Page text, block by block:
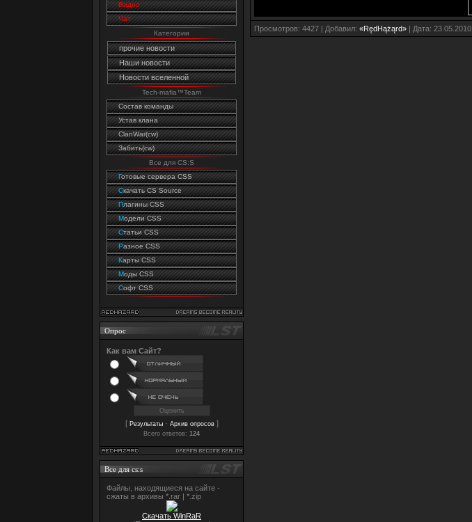
Видео
Чат
Категории
прочие новости
Наши новости
Новости вселенной
Tech-mafia™Team
Состав команды
Устав клана
ClanWar(cw)
Забить(cw)
Все для CS:S
Готовые сервера CSS
Cкачать CS Source
Плагины CSS
Модели CSS
Статьи CSS
Разное CSS
Карты CSS
Моды CSS
Софт CSS
Опрос
Как вам Сайт?
[ Результаты· Архив опросов]
Всего ответов: 124
Все для cs:s
Файлы, находящиеся на сайте -
сжаты в архивы *.rar | *.zip
Скачать WinRaR
Просмотров: 4427 | Добавил: «RędHążąrd» | Дата: 23.05.2010